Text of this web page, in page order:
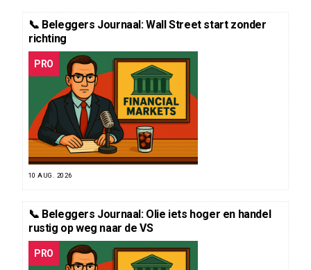
📞 Beleggers Journaal: Wall Street start zonder
richting
PRO
10 AUG. 2026
📞 Beleggers Journaal: Olie iets hoger en handel
rustig op weg naar de VS
PRO